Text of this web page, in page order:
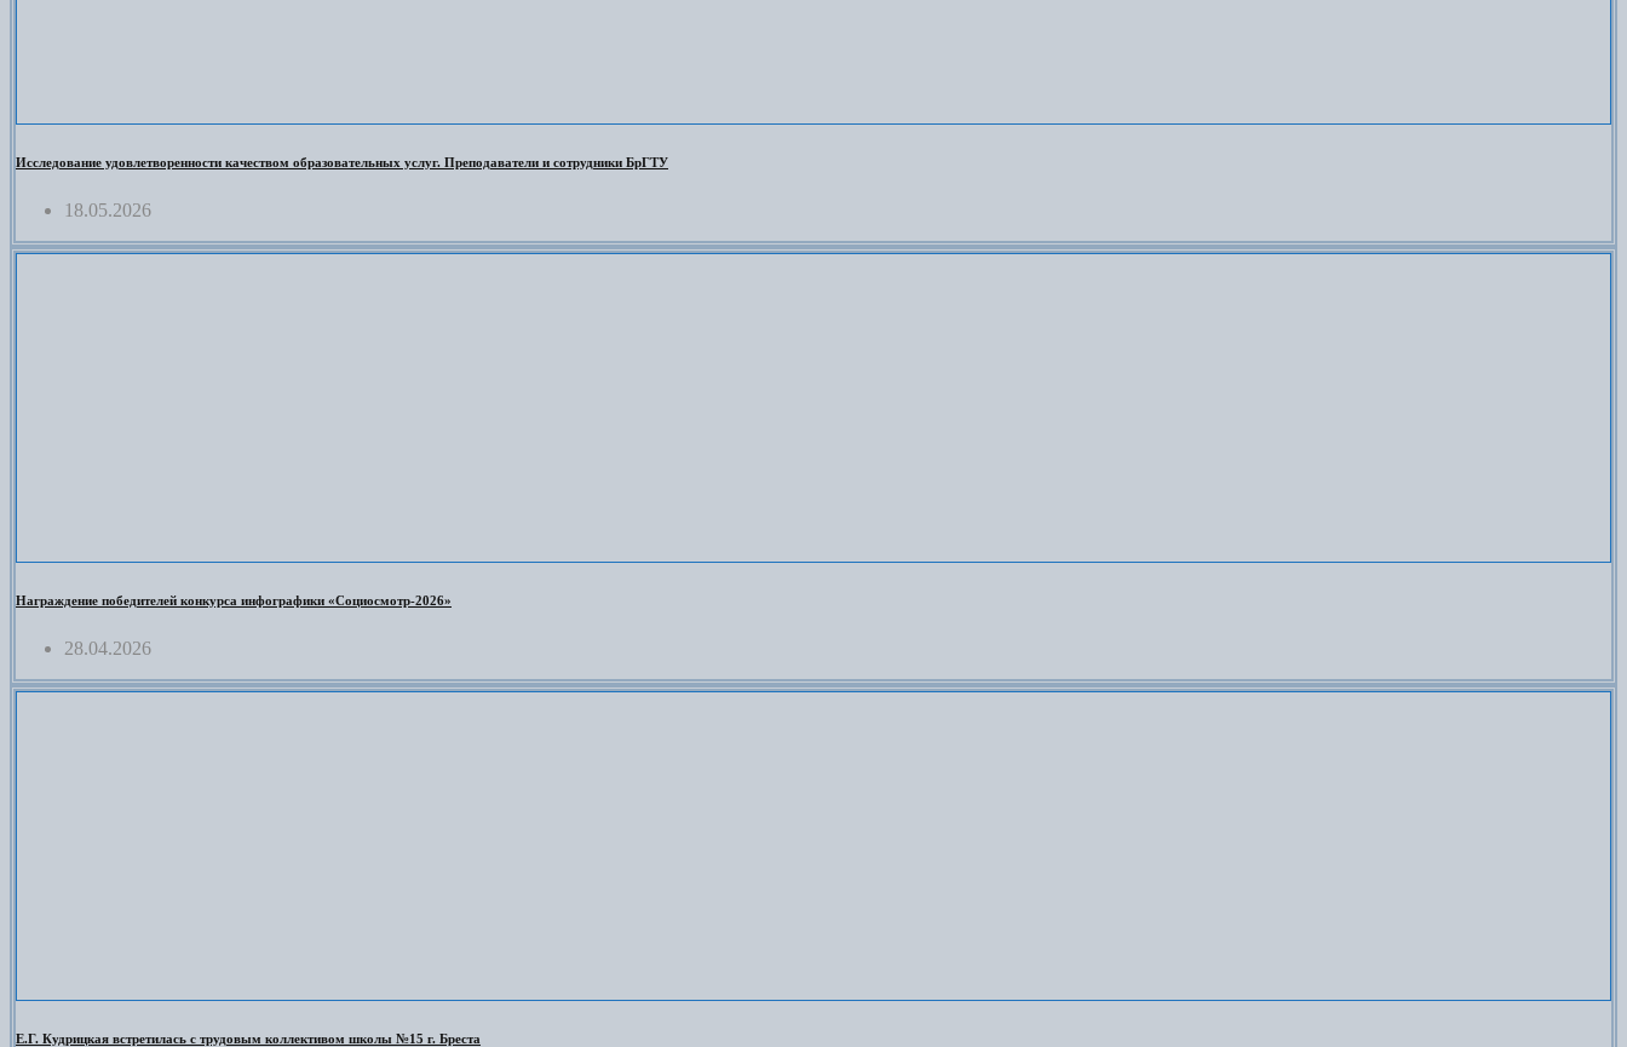
Исследование удовлетворенности качеством образовательных услуг. Преподаватели и сотрудники БрГТУ
18.05.2026
Награждение победителей конкурса инфографики «Социосмотр-2026»
28.04.2026
Е.Г. Кудрицкая встретилась с трудовым коллективом школы №15 г. Бреста